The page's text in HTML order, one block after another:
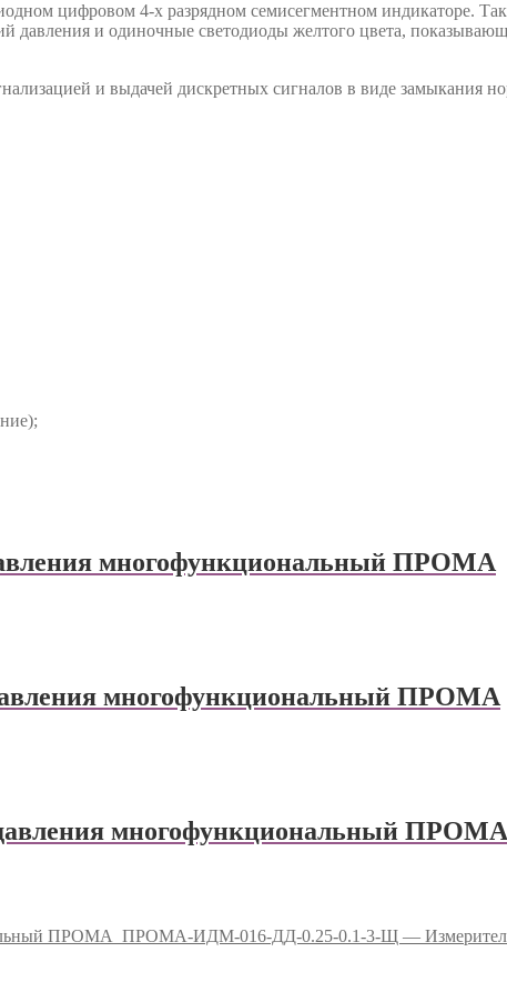
цифровом 4-х разрядном семисегментном индикаторе.
давления и одиночные светодиоды желтого цвета,
и выдачей дискретных сигналов в виде замыкания
многофункциональный ПРОМА
многофункциональный ПРОМА
многофункциональный ПРОМА
ПРОМА ПРОМА-ИДМ-016-ДД-0.25-0.1-3-Щ —